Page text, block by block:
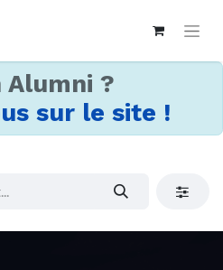
Alumni ?
sur le site !